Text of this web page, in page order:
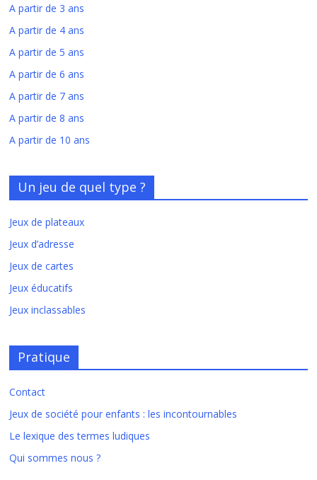
A partir de 3 ans
A partir de 4 ans
A partir de 5 ans
A partir de 6 ans
A partir de 7 ans
A partir de 8 ans
A partir de 10 ans
Un jeu de quel type ?
Jeux de plateaux
Jeux d’adresse
Jeux de cartes
Jeux éducatifs
Jeux inclassables
Pratique
Contact
Jeux de société pour enfants : les incontournables
Le lexique des termes ludiques
Qui sommes nous ?